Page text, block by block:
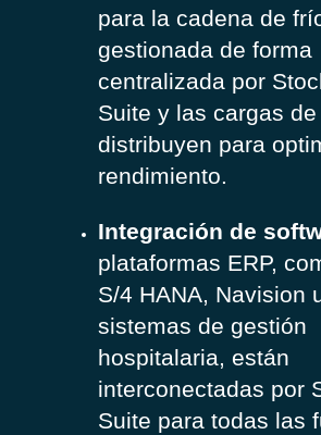
para la cadena de
gestionada de forma
centralizada por
Suite y las cargas
distribuyen para
rendimiento.
Integración de
plataformas ERP,
S/4 HANA, Navision
sistemas de gestión
hospitalaria, están
interconectadas por
Suite para todas las